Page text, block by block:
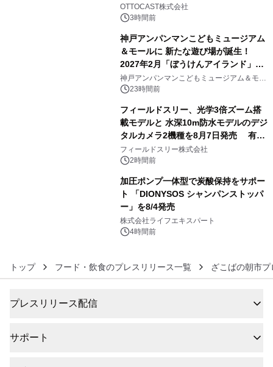
OTTOCAST株式会社
3時間前
神戸アンパンマンこどもミュージアム
＆モールに 新たな遊び場が誕生！
2027年2月「ぼうけんアイランド」が
オープン
神戸アンパンマンこどもミュージアム＆モー
ル 23時間前
フィールドスリー、光学3倍ズーム搭
載モデルと 水深10m防水モデルのデジ
タルカメラ2機種を8月7日発売 有効
約1300万画素、用途別に選べるコンデ
ジ新登場
フィールドスリー株式会社
2時間前
加圧ポンプ一体型で炭酸保持をサポー
ト 「DIONYSOS シャンパンストッパ
ー」を8/4発売
株式会社ライフエキスパート
4時間前
トップ フード・飲食のプレスリリース一覧 ざこばの朝市
プレスリリース配信
サポート